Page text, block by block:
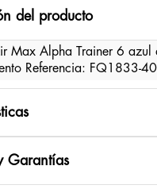
del producto
Max Alpha Trainer 6 azul
Referencia: FQ1833-
Garantías